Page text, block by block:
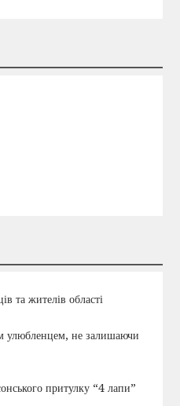
та жителів області
улюбленцем, не залишаючи
притулку “4 лапи”